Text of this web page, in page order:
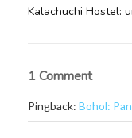
Kalachuchi Hostel:
1 Comment
Pingback: Bohol: